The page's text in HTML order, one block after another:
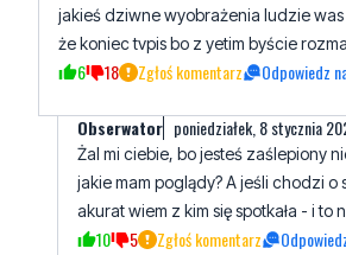
Obserwator poniedziałek, 8 stycznia
Żal mi ciebie, bo jesteś zaślepiony
akurat wiem z kim się spotkała - i to
10 5 Zgłoś komentarz
Przyzwyczajony wtorek, 9 stycznia
przestań kłamać byłem w tym